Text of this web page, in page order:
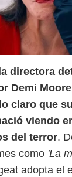
directora
Demi
claro que
viendo
del terror.
como 'La
adopta el